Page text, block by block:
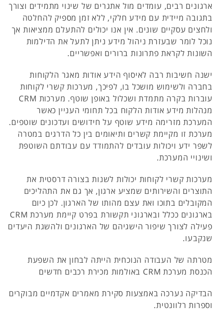
ארגונים רבים, עומדים מול אתגרים של שינוי מתמידים וצורך
בתגובה מיידית עם מידע חלקי, ללא זמן מספיק להחלטה
ולחצים עסקיים שונים. אין אנו יכולים להתעלם ממציאות אך
נוכל לומר שבעזרת ניהול מידע ניתן לתעל את הדילמות
השונות לקראת פתרונות ברורים ואפשריים.
ישנה חשיבות רבה לאיסוף הידע אודות מאגר הלקוחות
בחברה ולשימוש מושכל בו, לפיכך, מערכות קשרי לקוחות
עוברות בקרה מתמדת ושכלול באופן שוטף. מערכות CRM
מנהלות מידע אודות הלקוח בכל תחומי העניין כאשר
המערכת מזרימה מידע שוטף על חידושים ועדכונים שוטפים.
מערכת זו מקיימת קשרים ותיאומים בין כל הדרגים במטרה
לשפר ידע ויכולות עובדים להתמודד עם עבודתם השוטפת
ושינויי המערכת.
מערכות קשרי לקוחות יכולות לשנות בצורה דרסטית את
התוצרים והשירותים שמציע ארגון, אך גם את התהליכים
המקובלים בתוכו ואת עצם מהותו של הארגון. לכן כיום
בארגונים ככלל ובארגוני תקשורת בפרט קיימת מערכת CRM
פעילה לצורך שיפור הישגיהם של הארגונים ולהשגת היעדים
שנקבעו.
מטרתה של העבודה הנוכחית הייתה לבחון את השפעת
הכנסת מערכת CRM באולמות מכירת רכבים חדשים
הבדיקה נערכה באמצעות סקירת מאמרים אקדמיים מבוקרים
וספרות רלוונטית.